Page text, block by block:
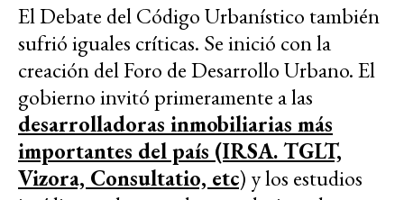
El Debate del Código Urbanístico también
sufrió iguales críticas. Se inició con la
creación del Foro de Desarrollo Urbano. El
gobierno invitó primeramente a las
desarrolladoras inmobiliarias más
importantes del país (IRSA. TGLT,
Vizora, Consultatio, etc) y los estudios